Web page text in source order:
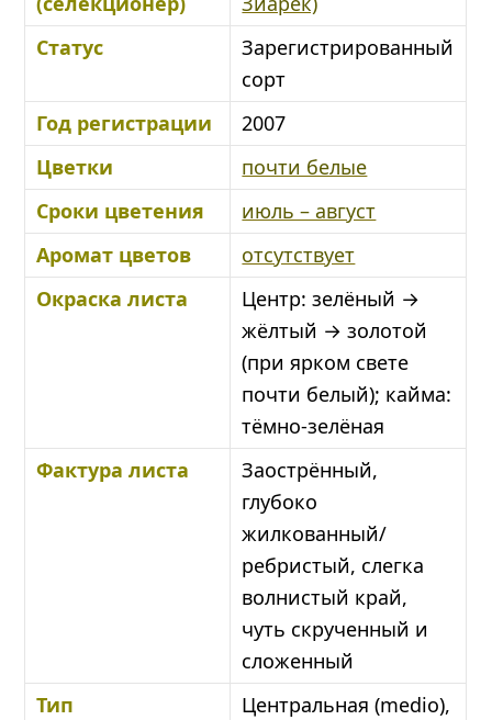
Статус
Зарегистрированный
сорт
Год регистрации
2007
Цветки
почти белые
Сроки цветения
июль – август
Аромат цветов
отсутствует
Окраска листа
Центр: зелёный →
жёлтый → золотой
(при ярком свете
почти белый); кайма:
тёмно-зелёная
Фактура листа
Заострённый,
глубоко
жилкованный/
ребристый, слегка
волнистый край,
чуть скрученный и
сложенный
Тип
Центральная (medio),